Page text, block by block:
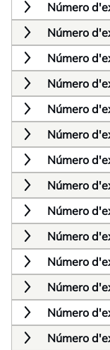
Número
Número
Número
Número
Número
Número
Número
Número
Número
Número
Número
Número
Número
Número